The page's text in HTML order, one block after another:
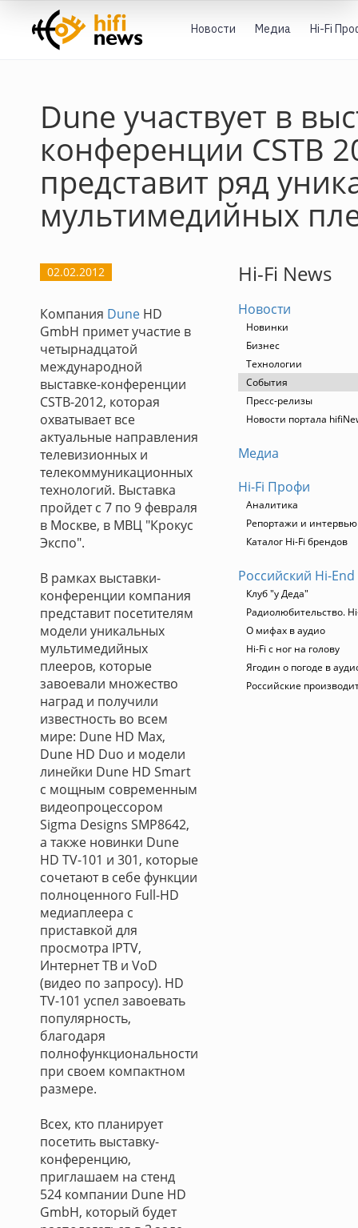
Новости Медиа Hi-Fi
Dune участвует в
конференции CSTB
представит ряд
мультимедийных
02.02.2012
Компания Dune HD
GmbH примет участие в
четырнадцатой
международной
выставке-конференции
CSTB-2012, которая
охватывает все
актуальные направления
телевизионных и
телекоммуникационных
технологий. Выставка
пройдет с 7 по 9 февраля
в Москве, в МВЦ "Крокус
Экспо".
В рамках выставки-
конференции компания
представит посетителям
модели уникальных
мультимедийных
плееров, которые
завоевали множество
наград и получили
известность во всем
мире: Dune HD Max,
Dune HD Duo и модели
линейки Dune HD Smart
с мощным современным
видеопроцессором
Sigma Designs SMP8642,
а также новинки Dune
HD TV-101 и 301, которые
сочетают в себе функции
полноценного Full-HD
медиаплеера с
приставкой для
просмотра IPTV,
Интернет ТВ и VoD
(видео по запросу). HD
TV-101 успел завоевать
популярность,
благодаря
полнофункциональности
при своем компактном
размере.
Всех, кто планирует
посетить выставку-
конференцию,
приглашаем на стенд
524 компании Dune HD
GmbH, который будет
Hi-Fi News
Новости
Новинки
Бизнес
Технологии
События
Пресс-релизы
Новости портала
Медиа
Hi-Fi Профи
Аналитика
Репортажи и интервью
Каталог Hi-Fi брендов
Российский Hi-End
Клуб "у Деда"
Радиолюбительство.
О мифах в аудио
Hi-Fi с ног на голову
Ягодин о погоде в
Российские